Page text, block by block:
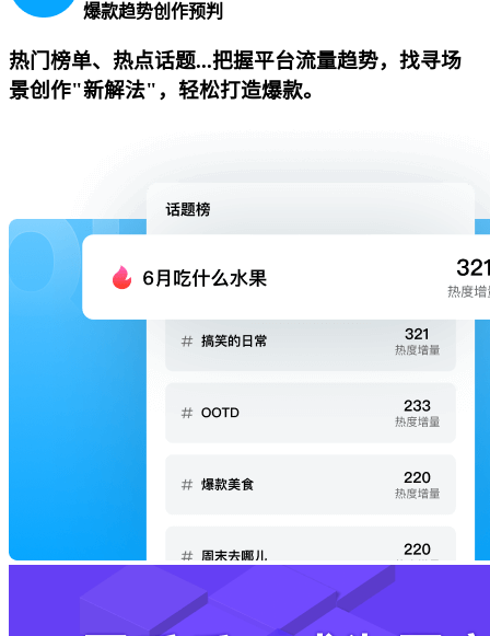
爆款趋势创作预判
热门榜单、热点话题...把握平台流量趋势，找寻场
景创作"新解法"，轻松打造爆款。